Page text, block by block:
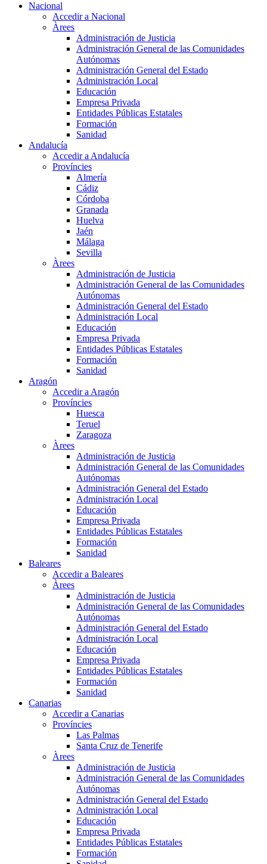
Nacional
Accedir a Nacional
Àrees
Administración de Justicia
Administración General de las Comunidades
Autónomas
Administración General del Estado
Administración Local
Educación
Empresa Privada
Entidades Públicas Estatales
Formación
Sanidad
Andalucía
Accedir a Andalucía
Províncies
Almería
Cádiz
Córdoba
Granada
Huelva
Jaén
Málaga
Sevilla
Àrees
Administración de Justicia
Administración General de las Comunidades
Autónomas
Administración General del Estado
Administración Local
Educación
Empresa Privada
Entidades Públicas Estatales
Formación
Sanidad
Aragón
Accedir a Aragón
Províncies
Huesca
Teruel
Zaragoza
Àrees
Administración de Justicia
Administración General de las Comunidades
Autónomas
Administración General del Estado
Administración Local
Educación
Empresa Privada
Entidades Públicas Estatales
Formación
Sanidad
Baleares
Accedir a Baleares
Àrees
Administración de Justicia
Administración General de las Comunidades
Autónomas
Administración General del Estado
Administración Local
Educación
Empresa Privada
Entidades Públicas Estatales
Formación
Sanidad
Canarias
Accedir a Canarias
Províncies
Las Palmas
Santa Cruz de Tenerife
Àrees
Administración de Justicia
Administración General de las Comunidades
Autónomas
Administración General del Estado
Administración Local
Educación
Empresa Privada
Entidades Públicas Estatales
Formación